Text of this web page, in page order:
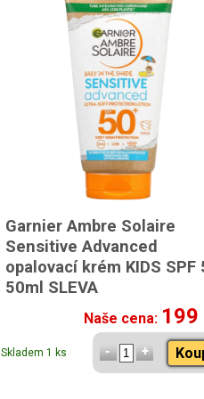
Garnier Ambre Solaire
Sensitive Advanced
opalovací krém KIDS SPF
50ml SLEVA
Naše cena: 199
Skladem 1 ks